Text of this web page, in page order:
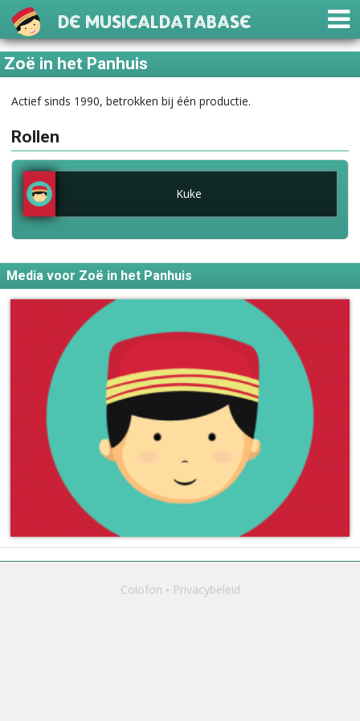
De Musicaldatabase
Zoë in het Panhuis
Actief sinds 1990, betrokken bij één productie.
Rollen
Kuke
Media voor Zoë in het Panhuis
Colofon Privacybeleid